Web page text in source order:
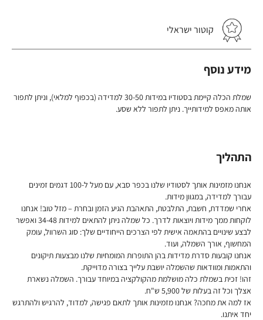
קוטור ישראלי
מידע נוסף
שמלת הכלה קיימת בסטודיו במידות 30-50 למדידה (בכפוף למלאי), וניתן לתפור
אותה מאפס למידותייך. ניתן לתפור ללא שסע.
התהליך
אנחנו מזמינות אותך לסטודיו שלנו בכפר סבא, עם מעל ל-100 דגמים זמינים
עבורך למדידה, במגוון מידות.
אחרי שמדדת, חשבת, התלבטת, התאהבת הגיע הזמן ובחרת – מזל טוב! אנחנו
לוקחות ממך מידות ויוצאות לדרך. כל שמלה ניתן להתאים למידות 34-48 ואפשר
לבצע שינויים בהתאמה אישית לפי הצרכים הייחודיים שלך: סוג השרוול, עומק
המחשוף, אורך השמלה, ועוד.
אנחנו קובעות סדרת מדידות בהן התופרות המומחיות שלנו מבצעות תיקונים
והתאמות ומוודאות שהשמלה יושבת עלייך בצורה מדוייקת.
זהו! זכית בשמלת כלה מושלמת מהקולקציה במיוחד עבורך. השמלה נשארת
אצלך וכל זה בעלות של 5,900 ש"ח.
אז למה את מחכה? אנחנו מזמינות אותך לתאם פגישה, למדוד, להרגיש ולהתרגש
יחד איתנו.